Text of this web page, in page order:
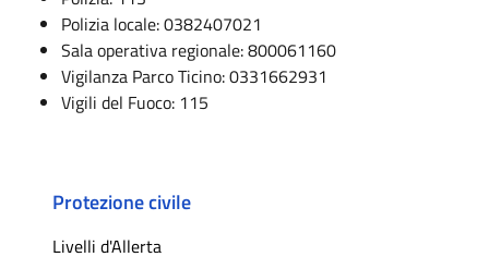
Polizia locale: 0382407021
Sala operativa regionale: 800061160
Vigilanza Parco Ticino: 0331662931
Vigili del Fuoco: 115
Protezione civile
Livelli d'Allerta